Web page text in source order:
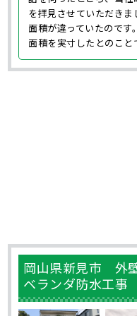
を拝見させていただき
面積が違っていたので
面積を実寸したとのこと
岡山県新見市 外
ベランダ防水工